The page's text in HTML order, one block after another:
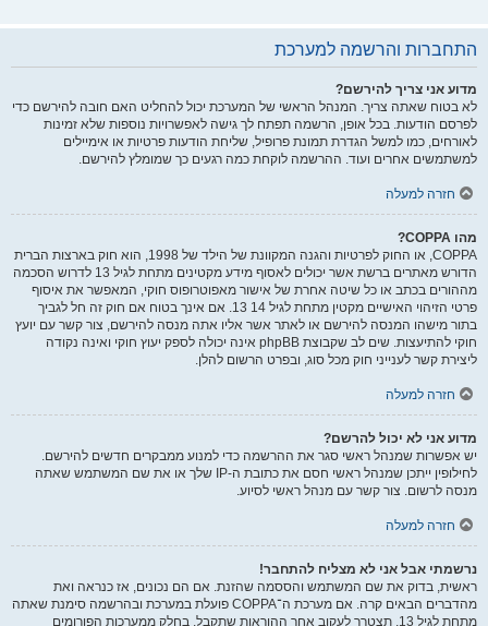
התחברות והרשמה למערכת
מדוע אני צריך להירשם?
לא בטוח שאתה צריך. המנהל הראשי של המערכת יכול להחליט האם חובה להירשם כדי
לפרסם הודעות. בכל אופן, הרשמה תפתח לך גישה לאפשרויות נוספות שלא זמינות
לאורחים, כמו למשל הגדרת תמונת פרופיל, שליחת הודעות פרטיות או אימיילים
למשתמשים אחרים ועוד. ההרשמה לוקחת כמה רגעים כך שמומלץ להירשם.
חזרה למעלה
מהו COPPA?
COPPA, או החוק לפרטיות והגנה המקוונת של הילד של 1998, הוא חוק בארצות הברית
הדורש מאתרים ברשת אשר יכולים לאסוף מידע מקטינים מתחת לגיל 13 לדרוש הסכמה
מההורים בכתב או כל שיטה אחרת של אישור מאפוטרופוס חוקי, המאפשר את איסוף
פרטי הזיהוי האישיים מקטין מתחת לגיל 14 13. אם אינך בטוח אם חוק זה חל לגביך
בתור מישהו המנסה להירשם או לאתר אשר אליו אתה מנסה להירשם, צור קשר עם יועץ
חוקי להתיעצות. שים לב שקבוצת phpBB אינה יכולה לספק יעוץ חוקי ואינה נקודה
ליצירת קשר לענייני חוק מכל סוג, ובפרט הרשום להלן.
חזרה למעלה
מדוע אני לא יכול להרשם?
יש אפשרות שמנהל ראשי סגר את ההרשמה כדי למנוע ממבקרים חדשים להירשם.
לחילופין ייתכן שמנהל ראשי חסם את כתובת ה-IP שלך או את שם המשתמש שאתה
מנסה לרשום. צור קשר עם מנהל ראשי לסיוע.
חזרה למעלה
נרשמתי אבל אני לא מצליח להתחבר!
ראשית, בדוק את שם המשתמש והססמה שהזנת. אם הם נכונים, אז כנראה ואת
מהדברים הבאים קרה. אם מערכת ה־COPPA פועלת במערכת ובהרשמה סימנת שאתה
מתחת לגיל 13, תצטרך לעקוב אחר ההוראות שתקבל. בחלק ממערכות הפורומים